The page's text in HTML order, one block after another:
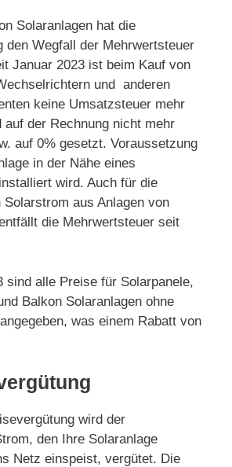
Solaranlagen hat die
den Wegfall der Mehrwertsteuer
Januar 2023 ist beim Kauf von
und anderen
keine Umsatzsteuer mehr
der Rechnung nicht mehr
auf 0% gesetzt. Voraussetzung
in der Nähe eines
wird. Auch für die
Solarstrom aus Anlagen von
die Mehrwertsteuer seit
sind alle Preise für Solarpanele,
Balkon Solaranlagen ohne
was einem Rabatt von
wird der
den Ihre Solaranlage
Netz einspeist, vergütet. Die